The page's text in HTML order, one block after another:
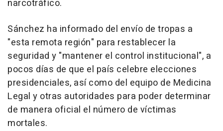
narcotráfico.
Sánchez ha informado del envío de tropas a
"esta remota región" para restablecer la
seguridad y "mantener el control institucional", a
pocos días de que el país celebre elecciones
presidenciales, así como del equipo de Medicina
Legal y otras autoridades para poder determinar
de manera oficial el número de víctimas
mortales.